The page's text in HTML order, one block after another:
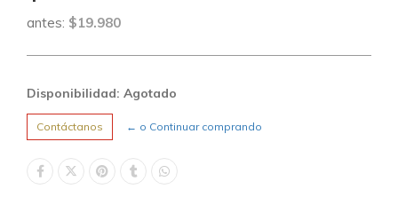
antes: $19.980
Disponibilidad: Agotado
Contáctanos ← o Continuar comprando